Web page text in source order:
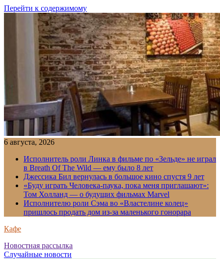
Перейти к содержимому
6 августа, 2026
Исполнитель роли Линка в фильме по «Зельде» не играл
в Breath Of The Wild — ему было 8 лет
Джессика Бил вернулась в большое кино спустя 9 лет
«Буду играть Человека-паука, пока меня приглашают»:
Том Холланд — о будущих фильмах Marvel
Исполнителю роли Сэма во «Властелине колец»
пришлось продать дом из-за маленького гонорара
Кафе
Новостная рассылка
Случайные новости